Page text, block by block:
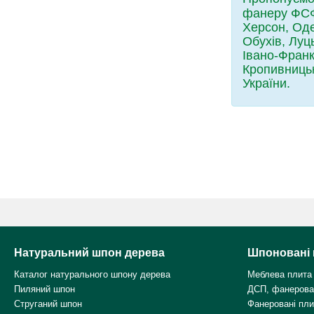
фанеру ФСФ
Херсон,
Обухів,
Івано-
України.
Натуральний шпон дерева
Каталог натурального шпону дерева
Пиляний шпон
Струганий шпон
Шпоновані
Меблева
ДСП,
Фанеровані